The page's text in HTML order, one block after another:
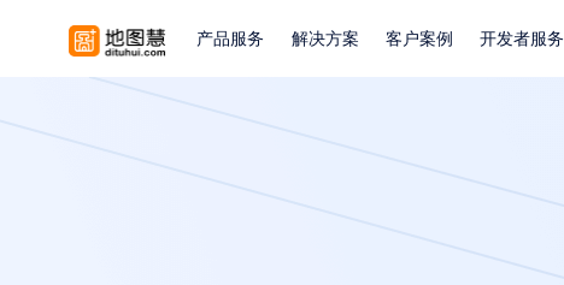
产品服务 解决方案 客户案例 开发者服务